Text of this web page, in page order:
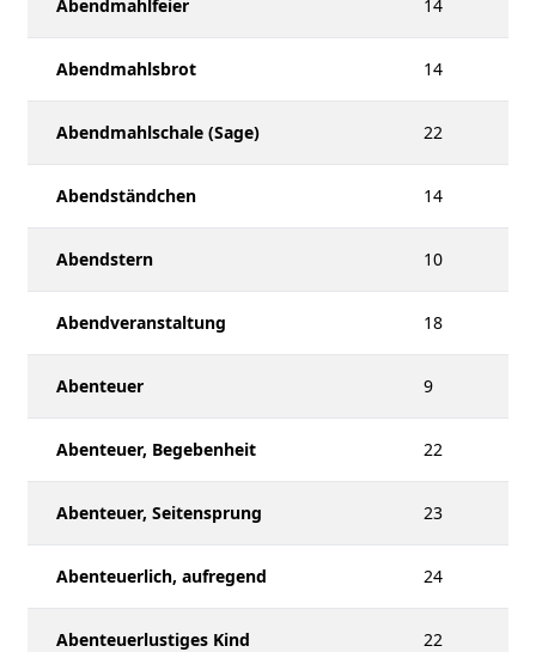
Abendmahlfeier 14
Abendmahlsbrot 14
Abendmahlschale (Sage) 22
Abendständchen 14
Abendstern 10
Abendveranstaltung 18
Abenteuer 9
Abenteuer, Begebenheit 22
Abenteuer, Seitensprung 23
Abenteuerlich, aufregend 24
Abenteuerlustiges Kind 22